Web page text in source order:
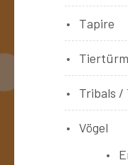
Tapire
Tribals /
Vögel